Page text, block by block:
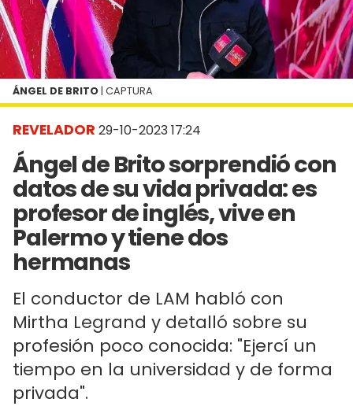
REVELADOR 29-10-2023 17:24
Ángel de Brito sorprendió con
datos de su vida privada: es
profesor de inglés, vive en
Palermo y tiene dos
hermanas
El conductor de LAM habló con
Mirtha Legrand y detalló sobre su
profesión poco conocida: "Ejercí un
tiempo en la universidad y de forma
privada".
ÁNGEL DE BRITO | CAPTURA